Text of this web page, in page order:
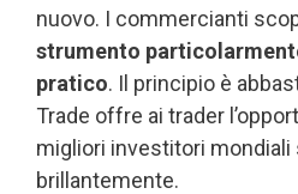
nuovo. I commercianti
strumento
pratico. Il principio è
Trade offre ai trader
migliori investitori mondiali
brillantemente.